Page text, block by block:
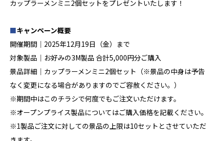
カップラーメンミニ2個セットをプレゼントいたします！
■キャンペーン概要
開催期間│2025年12月19日（金）まで
対象製品│お好みの3M製品 合計5,000円分ご購入
景品詳細│カップラーメンミニ2個セット（※景品の中身は予告
なく変更になる場合がありますのでご容赦ください。）
※期間中はこのチラシで何度でもご注文いただけます。
※オープンプライス製品についてはご購入価格を記載ください。
※1製品ご注文に対しての景品の上限は10セットとさせていただ